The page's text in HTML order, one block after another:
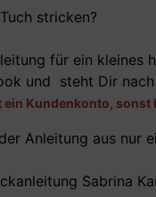
stricken?
für ein kleines
und steht Dir
Kundenkonto, sonst
Anleitung aus nur
Sabrina